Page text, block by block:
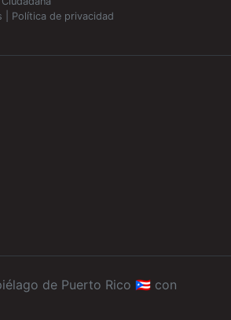
Política de privacidad
de Puerto Rico 🇵🇷 con